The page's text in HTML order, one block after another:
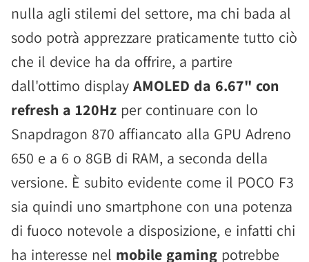
nulla agli stilemi del settore, ma chi bada al
sodo potrà apprezzare praticamente tutto ciò
che il device ha da offrire, a partire
dall'ottimo display AMOLED da 6.67" con
refresh a 120Hz per continuare con lo
Snapdragon 870 affiancato alla GPU Adreno
650 e a 6 o 8GB di RAM, a seconda della
versione. È subito evidente come il POCO F3
sia quindi uno smartphone con una potenza
di fuoco notevole a disposizione, e infatti chi
ha interesse nel mobile gaming potrebbe